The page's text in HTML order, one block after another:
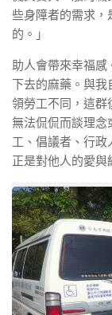
些身障者的需求，
的。」
助人會帶來幸福感
下去的麻藥。與
領勞工不同，這群
無法侃侃而談理念
工、倡議者、行
正是對他人的愛與